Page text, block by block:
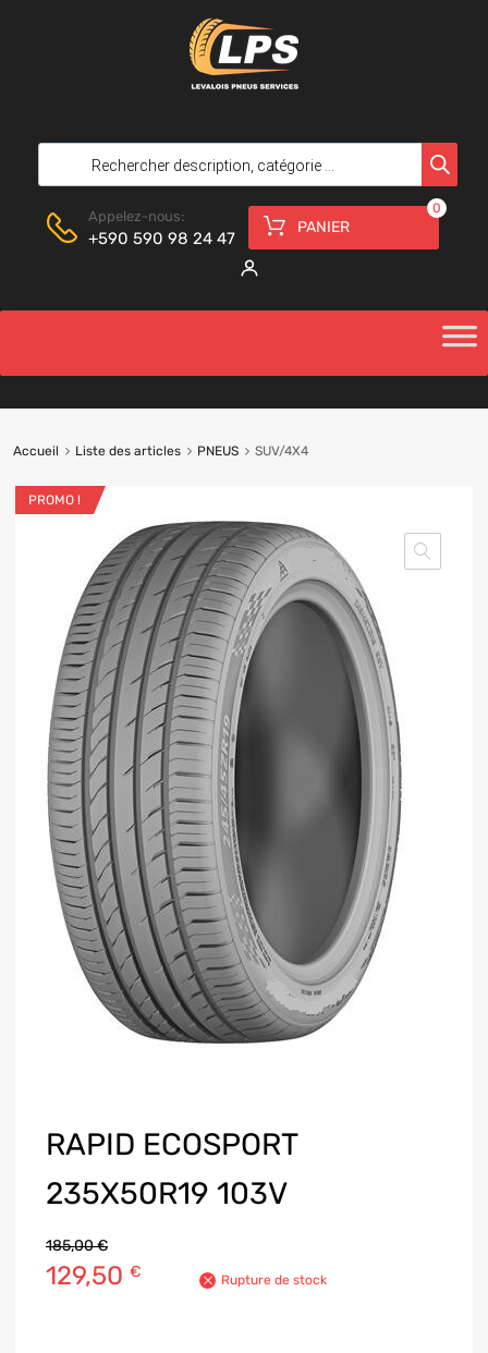
Appelez-nous:
+590 590 98 24 47
PANIER
0
Accueil Liste des articles PNEUS SUV/4X4
PROMO !
RAPID ECOSPORT
235X50R19 103V
185,00€
129,50 € Rupture de stock